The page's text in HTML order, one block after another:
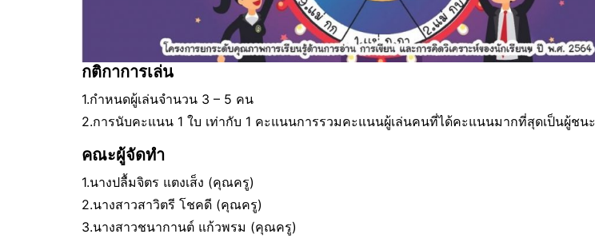
กติกาการเล่น
1.กำหนดผู้เล่นจำนวน 3 – 5 คน
2.การนับคะแนน 1 ใบ เท่ากับ 1 คะแนนการรวมคะแนนผู้เล่นคนที่ได้คะแนนมากที่สุดเป็นผู้ชนะ
คณะผู้จัดทำ
1.นางปลื้มจิตร แตงเส็ง (คุณครู)
2.นางสาวสาวิตรี โชคดี (คุณครู)
3.นางสาวชนากานต์ แก้วพรม (คุณครู)